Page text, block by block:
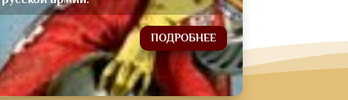
ПОДРОБНЕЕ